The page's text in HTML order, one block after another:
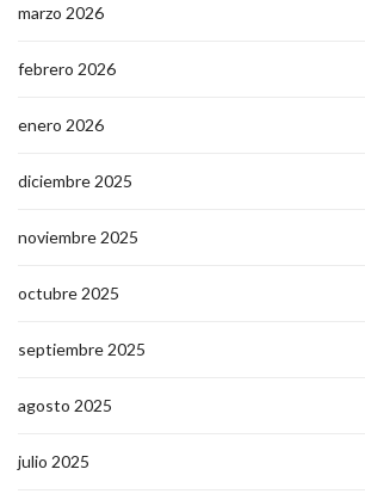
marzo 2026
febrero 2026
enero 2026
diciembre 2025
noviembre 2025
octubre 2025
septiembre 2025
agosto 2025
julio 2025